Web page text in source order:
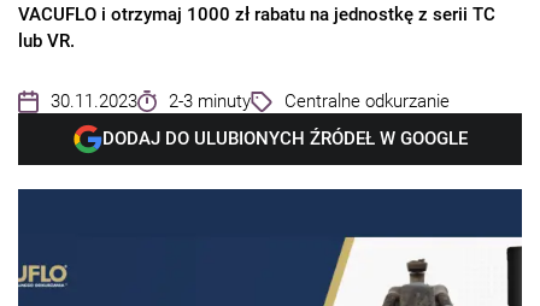
VACUFLO i otrzymaj 1000 zł rabatu na jednostkę z serii TC
lub VR.
30.11.2023 2-3 minuty
Centralne odkurzanie
DODAJ DO ULUBIONYCH ŹRÓDEŁ W GOOGLE